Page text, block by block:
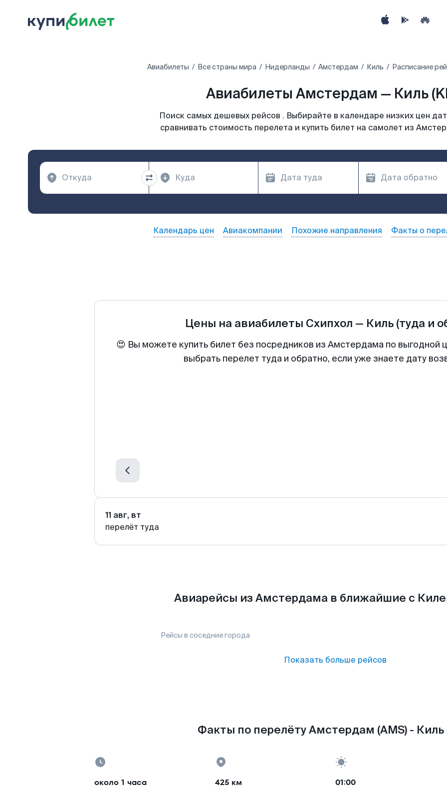
Авиабилеты Все страны мира Нидерланды Амстердам Киль Расписание
Авиабилеты Амстердам — Киль
Поиск самых дешевых рейсов . Выбирайте в календаре низких цен
сравнивать стоимость перелета и купить билет на самолет из
Календарь цен Авиакомпании Похожие направления Факты о
Цены на авиабилеты Схипхол — Киль (туда и
😍 Вы можете купить билет без посредников из Амстердама по выгодной
выбрать перелет туда и обратно, если уже знаете дату
11 авг, вт
перелёт туда
Авиарейсы из Амстердама в ближайшие с
Рейсы в соседние города
Показать больше рейсов
Факты по перелёту Амстердам (AMS) - Киль
около 1 часа 425 км 01:00